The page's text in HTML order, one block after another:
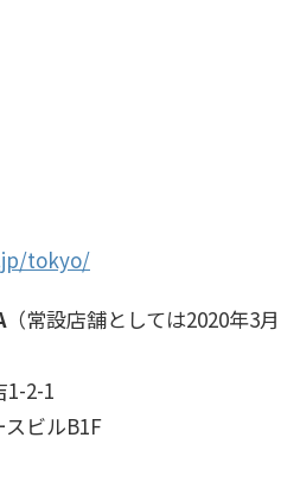
tokyo/
（常設店舗としては2020年3月
1-2-1
ビルB1F